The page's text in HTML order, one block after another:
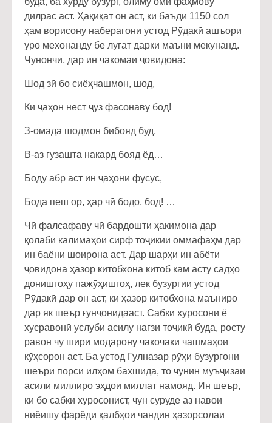
дилрас аст. Ҳақиқат он аст, ки баъди 1150 сол
ҳам ворисону наберагони устод Рӯдакӣ ашъори
ӯро мехонанду бе луғат дарки маънӣ мекунанд.
Чунончи, дар ин чакомаи ҷовидона:
Шод зӣ бо сиёҳчашмон, шод,
Ки ҷаҳон нест ҷуз фасонаву бод!
З-омада шодмон бибояд буд,
В-аз гузашта накард бояд ёд…
Боду абр аст ин ҷаҳони фусус,
Бода пеш ор, ҳар чӣ бодо, бод! …
Чӣ фалсафаву чӣ бардошти ҳакимона дар
қолаби калимаҳои сирф тоҷикии оммафаҳм дар
ин баёни шоирона аст. Дар шарҳи ин абёти
ҷовидона ҳазор китобхона китоб кам асту садҳо
донишгоҳу пажӯҳишгоҳ, лек бузургии устод
Рӯдакӣ дар он аст, ки ҳазор китобхона маъниро
дар як шеър ғунҷонидааст. Сабки хуросонӣ ё
хусравонӣ услуби асилу нағзи тоҷикӣ буда, росту
равон чу шири модарону чакочаки чашмаҳои
кӯҳсорон аст. Ба устод Гулназар рӯҳи бузургони
шеъри порсӣ илҳом бахшида, то чунин муъҷизаи
асили миллиро эҳдои миллат намояд. Ин шеър,
ки бо сабки хуросонист, чун суруде аз навои
ниёишу фарёди қалбҳои чандин ҳазорсолаи